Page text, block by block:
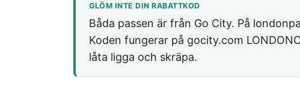
GLÖM INTE DIN RABATTKOD
Båda passen är från Go City. På
Koden fungerar på gocity.com
låta ligga och skräpa.